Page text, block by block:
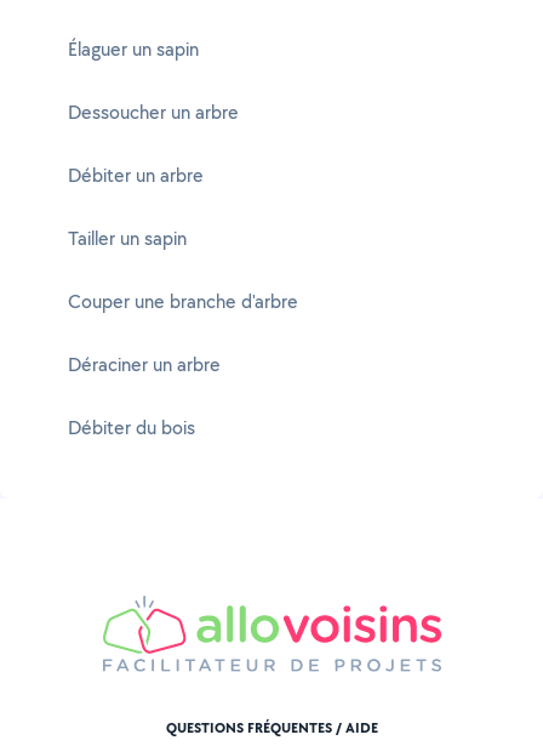
Élaguer un sapin
Dessoucher un arbre
Débiter un arbre
Tailler un sapin
Couper une branche d'arbre
Déraciner un arbre
Débiter du bois
QUESTIONS FRÉQUENTES / AIDE